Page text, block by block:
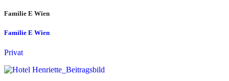
Familie E Wien
Familie E Wien
Privat